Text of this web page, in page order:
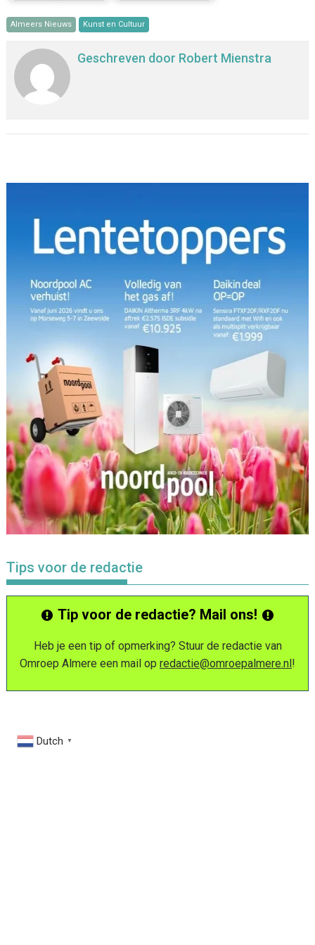
Almeers Nieuws Kunst en Cultuur
Geschreven door Robert Mienstra
Tips voor de redactie
Tip voor de redactie? Mail ons!
Heb je een tip of opmerking? Stuur de redactie van
Omroep Almere een mail op redactie@omroepalmere.nl!
Dutch ▼